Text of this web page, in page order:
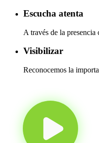
Escucha atenta
A través de la
Visibilizar
Reconocemos la